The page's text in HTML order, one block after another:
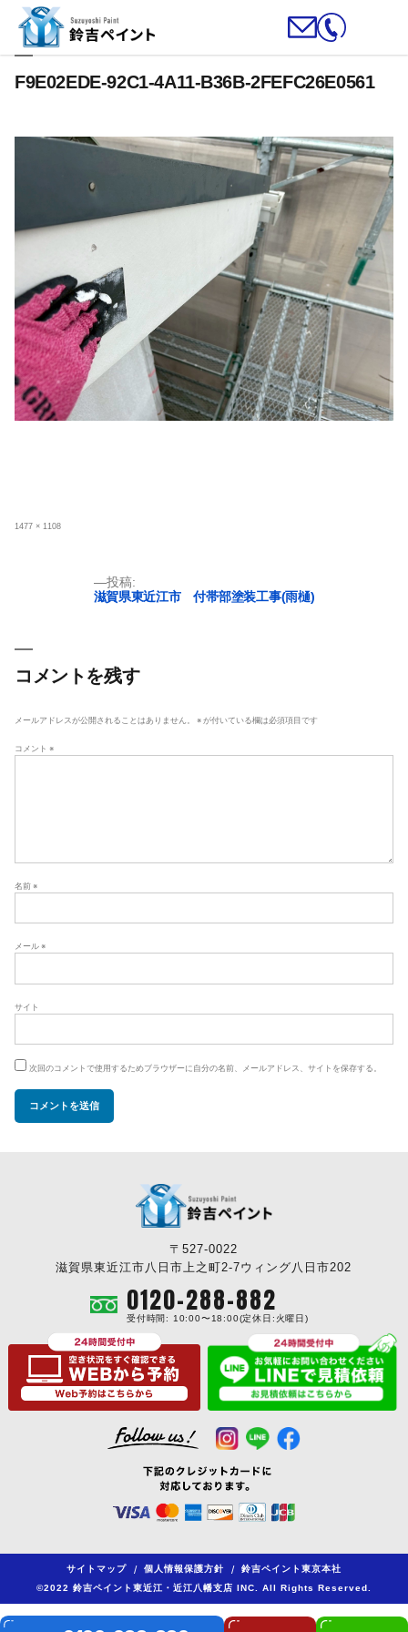
F9E02EDE-92C1-4A11-B36B-2FEFC26E0561
フ
1477 × 1108
ビ
シ
ン
投稿:
滋賀県東近江市 付帯部塗装工事(雨樋)
コメントを残す
メールアドレスが公開されることはありません。 ※ が付いている欄は必須項目です
コメント ※
名前 ※
メール ※
サイト
次回のコメントで使用するためブラウザーに自分の名前、メールアドレス、サイトを保存する。
〒527-0022
滋賀県東近江市八日市上之町2-7ウィング八日市202
0120-288-882
受付時間: 10:00〜18:00(定休日:火曜日)
サイトマップ / 個人情報保護方針 /
鈴吉ペイント東京本社
©2022 鈴吉ペイント東近江・近江八幡支店 INC. All Rights Reserved.